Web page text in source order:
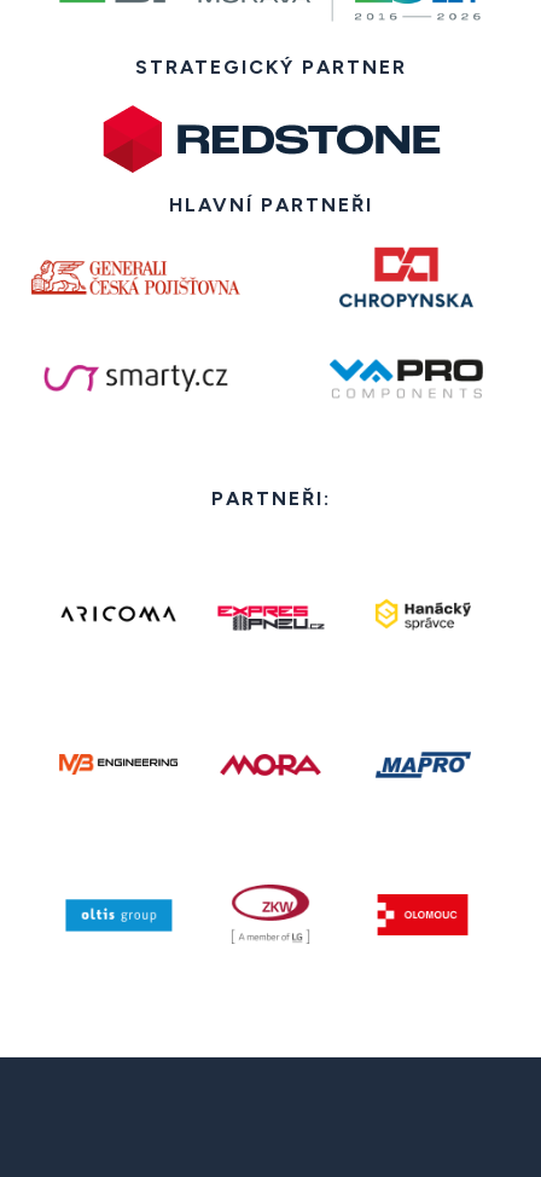
STRATEGICKÝ PARTNER
HLAVNÍ PARTNEŘI
PARTNEŘI: